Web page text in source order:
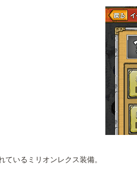
いるミリオンレクス装備。